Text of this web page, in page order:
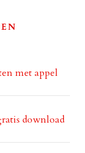
met appel
download